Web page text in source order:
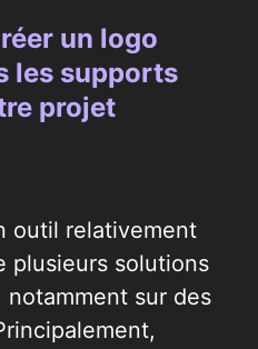
un logo
les supports
projet
outil relativement
plusieurs solutions
sur des